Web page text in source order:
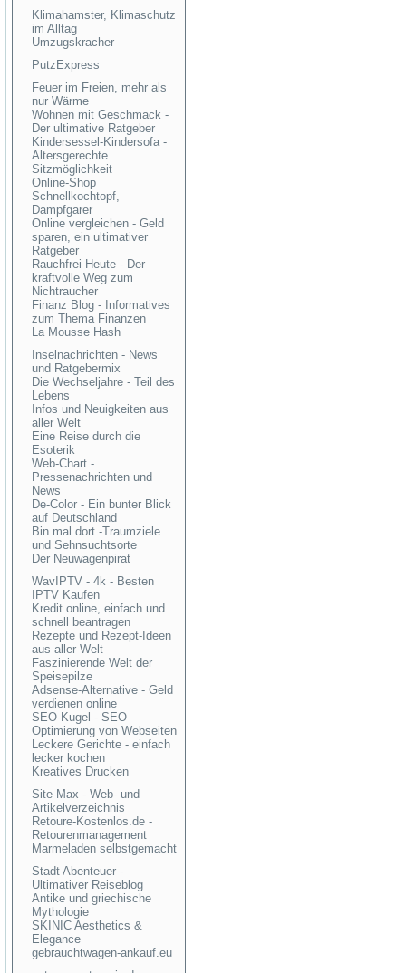
Klimahamster, Klimaschutz
im Alltag
Umzugskracher
PutzExpress
Feuer im Freien, mehr als
nur Wärme
Wohnen mit Geschmack -
Der ultimative Ratgeber
Kindersessel-Kindersofa -
Altersgerechte
Sitzmöglichkeit
Online-Shop
Schnellkochtopf,
Dampfgarer
Online vergleichen - Geld
sparen, ein ultimativer
Ratgeber
Rauchfrei Heute - Der
kraftvolle Weg zum
Nichtraucher
Finanz Blog - Informatives
zum Thema Finanzen
La Mousse Hash
Inselnachrichten - News
und Ratgebermix
Die Wechseljahre - Teil des
Lebens
Infos und Neuigkeiten aus
aller Welt
Eine Reise durch die
Esoterik
Web-Chart -
Pressenachrichten und
News
De-Color - Ein bunter Blick
auf Deutschland
Bin mal dort -Traumziele
und Sehnsuchtsorte
Der Neuwagenpirat
WavIPTV - 4k - Besten
IPTV Kaufen
Kredit online, einfach und
schnell beantragen
Rezepte und Rezept-Ideen
aus aller Welt
Faszinierende Welt der
Speisepilze
Adsense-Alternative - Geld
verdienen online
SEO-Kugel - SEO
Optimierung von Webseiten
Leckere Gerichte - einfach
lecker kochen
Kreatives Drucken
Site-Max - Web- und
Artikelverzeichnis
Retoure-Kostenlos.de -
Retourenmanagement
Marmeladen selbstgemacht
Stadt Abenteuer -
Ultimativer Reiseblog
Antike und griechische
Mythologie
SKINIC Aesthetics &
Elegance
gebrauchtwagen-ankauf.eu